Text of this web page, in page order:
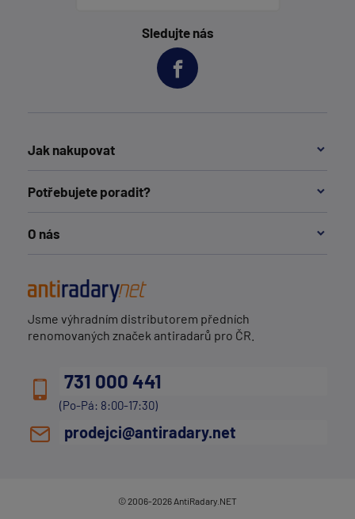
Sledujte nás
Jak nakupovat
Potřebujete poradit?
O nás
Jsme výhradním distributorem předních
renomovaných značek antiradarů pro ČR.
731 000 441
(Po-Pá: 8:00-17:30)
prodejci@antiradary.net
© 2006-2026 AntiRadary.NET